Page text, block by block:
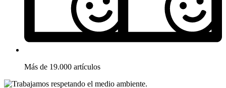
Más de 19.000 artículos